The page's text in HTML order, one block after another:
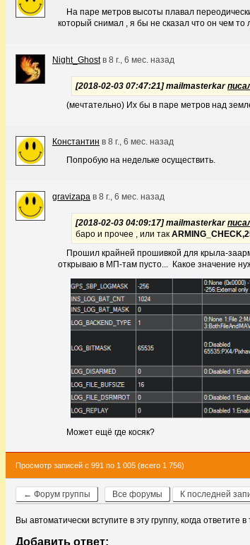
На паре метров высоты плавал
который снимал , я бы не сказал что он чем
Night_Ghostв 8 г., 6 мес. назад
[2018-02-03 07:47:21] mailmasterkar
(мечтательно) Их бы в паре метров над
Константин в 8 г., 6 мес. назад
Попробую на недельке осуществить.
gravizapa в 8 г., 6 мес. назад
[2018-02-03 04:09:17] mailmasterkar
баро и прочее , или так
Прошил крайней прошивкой для крыла-
открываю в МП-там пусто... Какое значение
Может ещё где косяк?
Просмотр записей с 991 по 1 005 (всего 1 756)
← Форум группы Все форумы К последней
Вы автоматически вступите в эту группу, когда ответите в
Добавить ответ: